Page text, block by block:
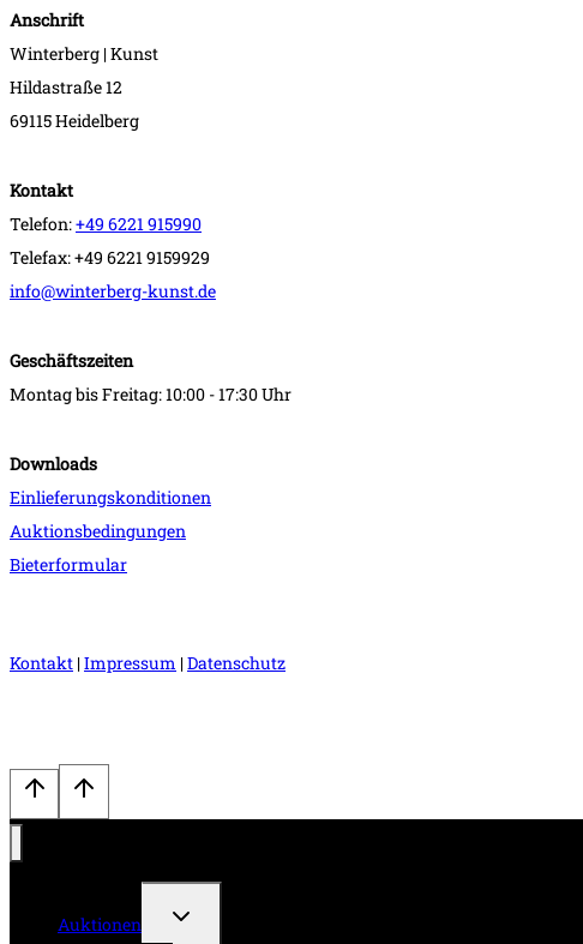
Anschrift
Winterberg | Kunst
Hildastraße 12
69115 Heidelberg
Kontakt
Telefon:+49 6221 915990
Telefax: +49 6221 9159929
info@winterberg-kunst.de
Geschäftszeiten
Montag bis Freitag: 10:00 - 17:30 Uhr
Downloads
Einlieferungskonditionen
Auktionsbedingungen
Bieterformular
Kontakt |Impressum |Datenschutz
Auktionen
Untermenü